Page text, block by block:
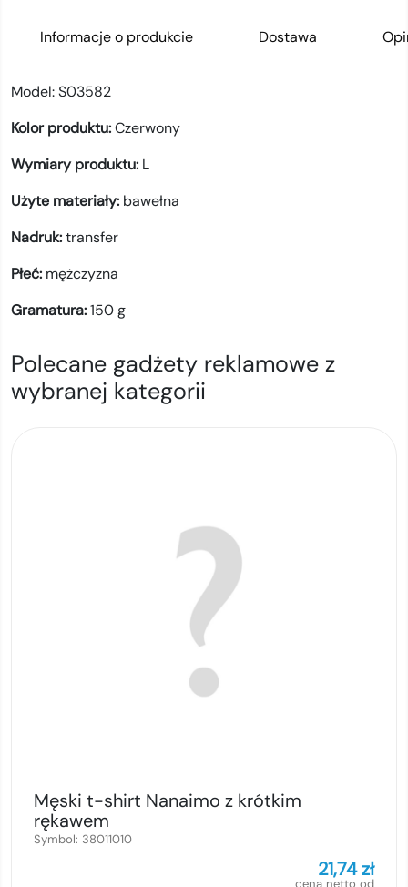
Informacje o produkcie Dostawa
Model:S03582
Kolor produktu:Czerwony
Wymiary produktu: L
Użyte materiały: bawełna
Nadruk:transfer
Płeć: mężczyzna
Gramatura:150g
Polecane gadżety reklamowe z
wybranej kategorii
Męski t-shirt Nanaimo z krótkim
rękawem
Symbol: 38011010
21,74zł
cena netto od